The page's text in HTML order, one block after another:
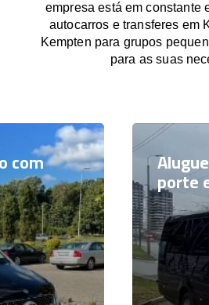
empresa está em constante
autocarros e transferes em
Kempten para grupos
para as suas
com
porte